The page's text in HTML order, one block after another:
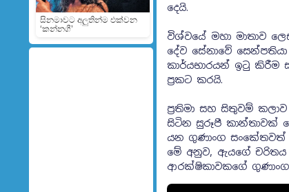
සිනමාවට අලුතින්ම එක්වන
‘කන්නගී’
දෙයි.
විශ්වයේ මහා මාතාව
දේව සේනාවේ
කාර්යභාරයන් ඉටු කිරීම
ප්‍රකට කරයි.
ප්‍රතිමා සහ සිතුවම්
සිටින සුරූපී කාන්තාවක්
යන ගුණාංග සංකේතවත්
මේ අනුව, ඇයගේ චරිතය
ආරක්ෂිකාවකගේ